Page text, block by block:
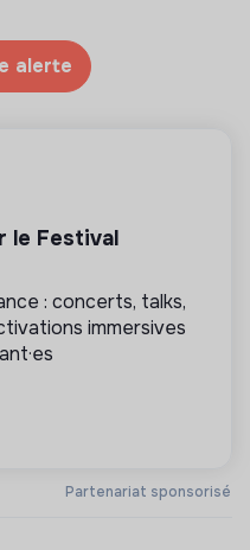
alerte
Partenariat sponsorisé
le Festival
: concerts, talks,
immersives